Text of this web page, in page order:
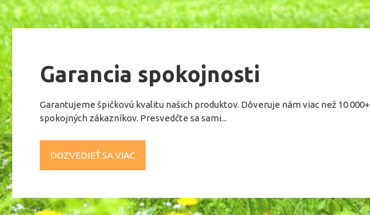
Garancia spokojnosti
Garantujeme špičkovú kvalitu našich produktov. Dôveruje nám viac než 10 000+
spokojných zákazníkov. Presvedčte sa sami...
DOZVEDIEŤ SA VIAC